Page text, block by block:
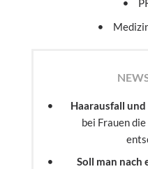
Haarausfall und
bei Frauen
Soll man nach